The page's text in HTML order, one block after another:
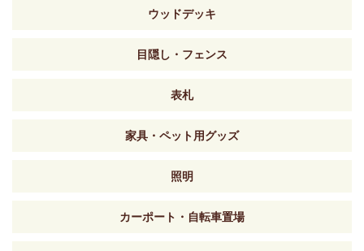
ウッドデッキ
目隠し・フェンス
表札
家具・ペット用グッズ
照明
カーポート・自転車置場